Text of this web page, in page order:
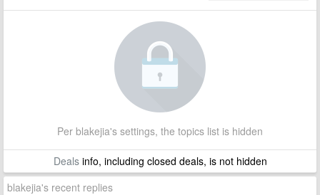
Per blakejia's settings, the topics list is hidden
Dealsinfo, including closed deals, is not hidden
blakejia's recent replies